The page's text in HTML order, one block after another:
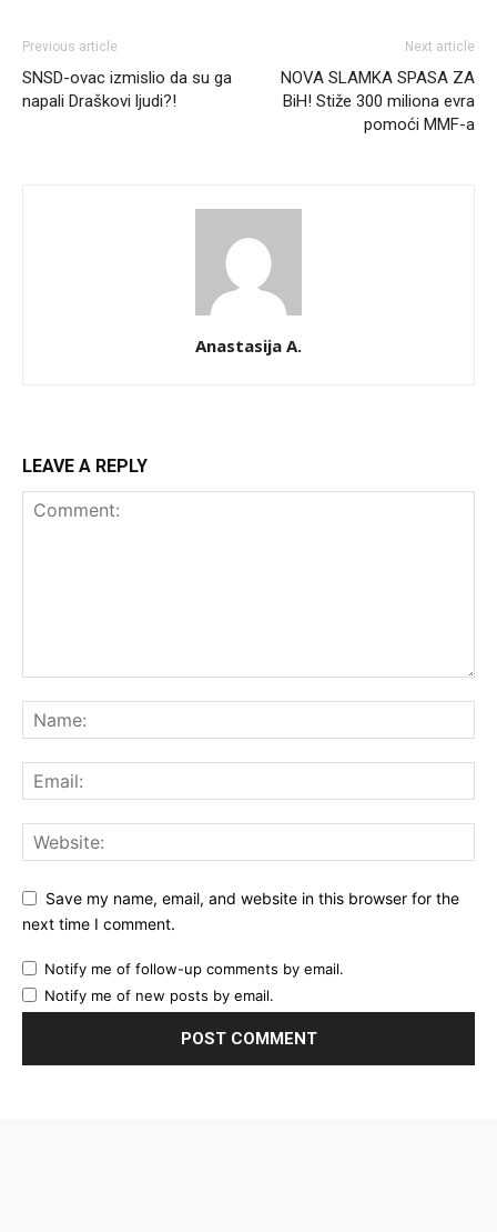
Previous article
SNSD-ovac izmislio da su ga
napali Draškovi ljudi?!
Next article
NOVA SLAMKA SPASA ZA
BiH! Stiže 300 miliona evra
pomoći MMF-a
Anastasija A.
LEAVE A REPLY
Save my name, email, and website in this browser for the
next time I comment.
Notify me of follow-up comments by email.
Notify me of new posts by email.